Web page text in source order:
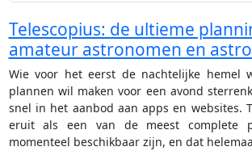
Telescopius: de ultieme
amateur astronomen en
Wie voor het eerst de nachtelijke hemel
plannen wil maken voor een avond
snel in het aanbod aan apps en websites.
eruit als een van de meest complete
momenteel beschikbaar zijn, en dat